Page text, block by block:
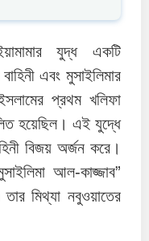
যুদ্ধ একটি
এবং মুসাইলিমার
প্রথম খলিফা
হয়েছিল। এই যুদ্ধে
বিজয় অর্জন করে।
আল-কাজ্জাব”
তার মিথ্যা নবুওয়াতের